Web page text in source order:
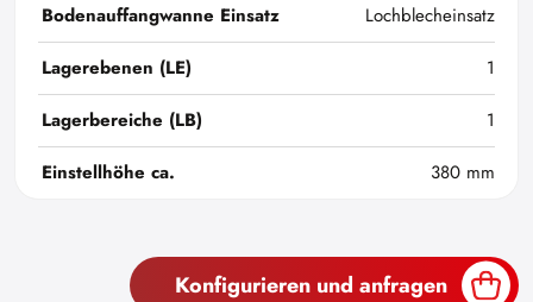
Bodenauffangwanne Einsatz
Lochblecheinsatz
Lagerebenen (LE)
1
Lagerbereiche (LB)
1
Einstellhöhe ca.
380 mm
Konfigurieren und anfragen